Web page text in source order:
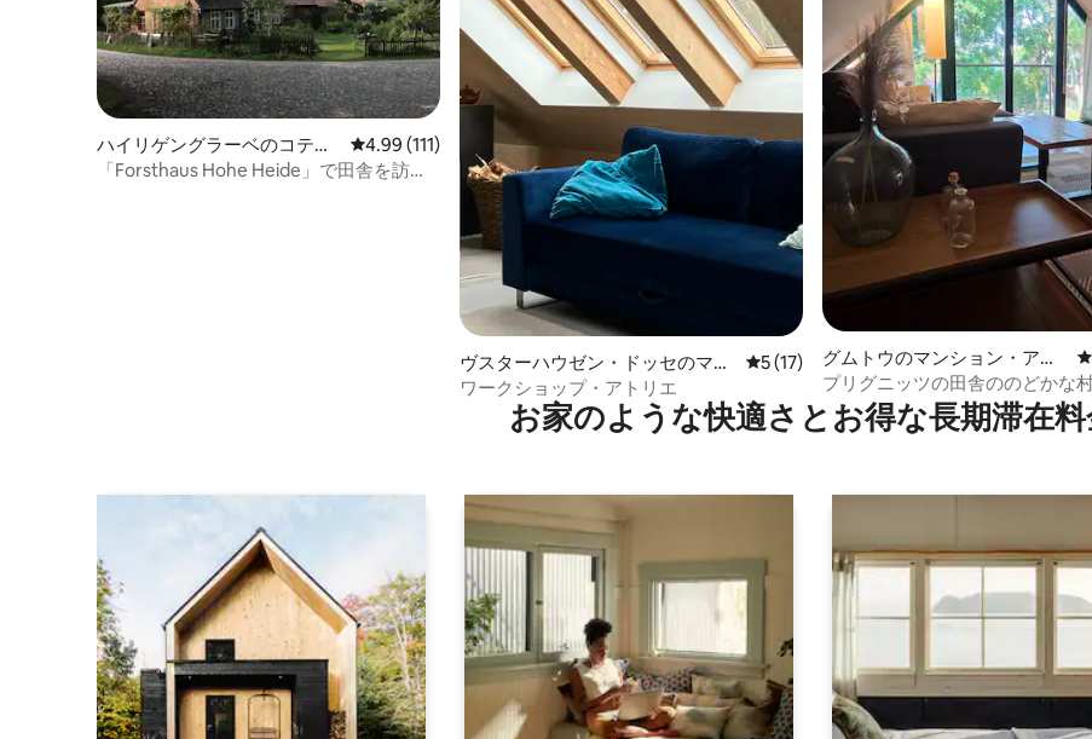
ハイリゲングラーベのコテー
ジ
レビュー111件、5つ星中4.99つ星の平均評価
4.99 (111)
「Forsthaus Hohe Heide」で田舎を訪れ
ヴスターハウゼン・ドッセのマン
ション・アパート
レビュー17件、5つ星中5つ星の平均評価
5 (17)
ワークショップ・アトリエ
グムトウのマンション・アパ
ート
プリグニッツの田舎ののどかな
お家のような快⁠適⁠さ⁠とお⁠得⁠な長⁠期⁠滞⁠在